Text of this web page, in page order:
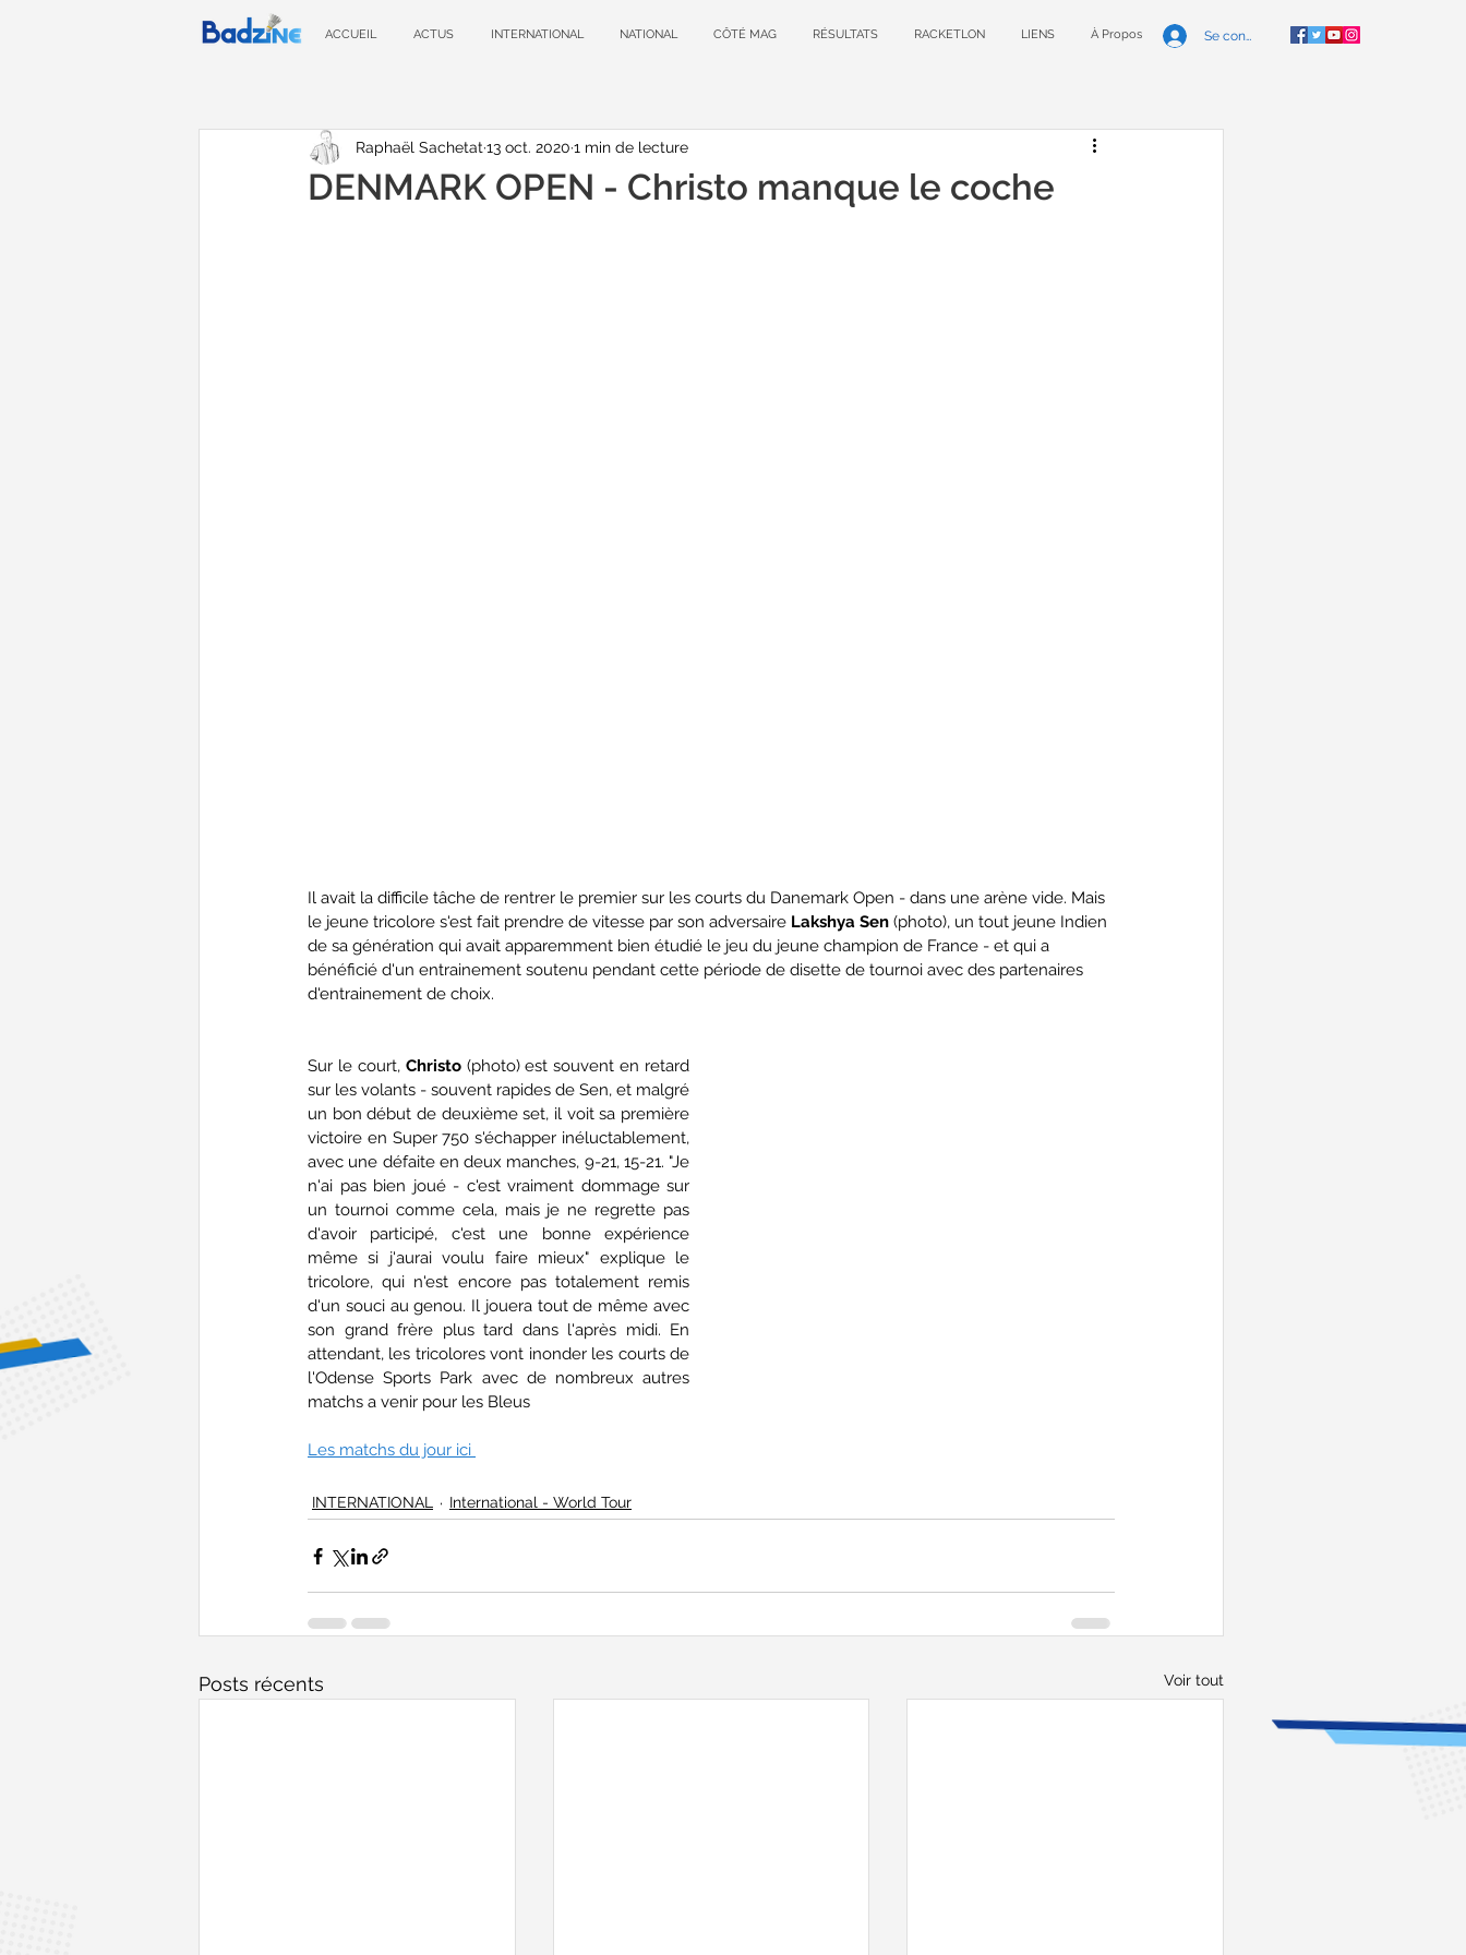
ACCUEIL ACTUS INTERNATIONAL NATIONAL CÔTÉ MAG RÉSULTATS RACKETLON LIENS À Propos Se connecter
DENMARK OPEN - Christo manque le coche
Raphaël Sachetat 13 oct. 2020 1 min de lecture
Il avait la difficile tâche de rentrer le premier sur les courts du Danemark Open - dans une arène vide. Mais
le jeune tricolore s'est fait prendre de vitesse par son adversaire Lakshya Sen (photo), un tout jeune Indien
de sa génération qui avait apparemment bien étudié le jeu du jeune champion de France - et qui a
bénéficié d'un entrainement soutenu pendant cette période de disette de tournoi avec des partenaires
d'entrainement de choix.
Sur le court, Christo (photo) est souvent en retard
sur les volants - souvent rapides de Sen, et malgré
un bon début de deuxième set, il voit sa première
victoire en Super 750 s'échapper inéluctablement,
avec une défaite en deux manches, 9-21, 15-21. "Je
n'ai pas bien joué - c'est vraiment dommage sur
un tournoi comme cela, mais je ne regrette pas
d'avoir participé, c'est une bonne expérience
même si j'aurai voulu faire mieux" explique le
tricolore, qui n'est encore pas totalement remis
d'un souci au genou. Il jouera tout de même avec
son grand frère plus tard dans l'après midi. En
attendant, les tricolores vont inonder les courts de
l'Odense Sports Park avec de nombreux autres
matchs a venir pour les Bleus
Les matchs du jour ici
INTERNATIONAL International - World Tour
Posts récents Voir tout